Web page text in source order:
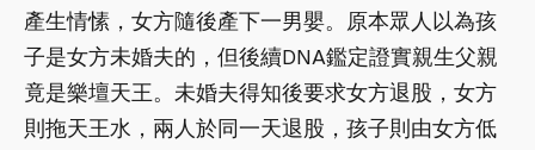
產生情愫，女方隨後產下一男嬰。原本眾人以為孩
子是女方未婚夫的，但後續DNA鑑定證實親生父親
竟是樂壇天王。未婚夫得知後要求女方退股，女方
則拖天王水，兩人於同一天退股，孩子則由女方低